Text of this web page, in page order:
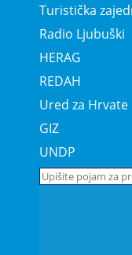
Turistička
Radio Ljubuški
HERAG
REDAH
Ured za Hrvate
GIZ
UNDP